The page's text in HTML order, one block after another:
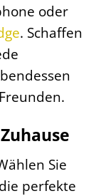
oder
. Schaffen
Sie
perfekte